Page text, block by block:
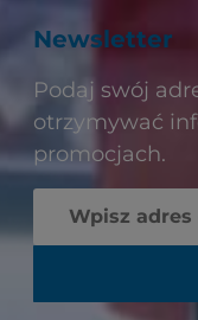
Newsletter
Podaj swój
otrzymywać
promocjach.